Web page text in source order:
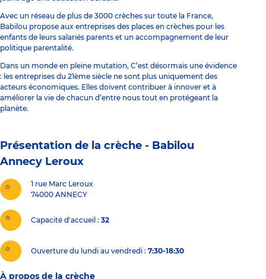
Avec un réseau de plus de 3000 crèches sur toute la France,
Babilou propose aux entreprises des places en crèches pour les
enfants de leurs salariés parents et un accompagnement de leur
politique parentalité.
Dans un monde en pleine mutation, C’est désormais une évidence
: les entreprises du 21ème siècle ne sont plus uniquement des
acteurs économiques. Elles doivent contribuer à innover et à
améliorer la vie de chacun d’entre nous tout en protégeant la
planète.
Présentation de la crèche - Babilou
Annecy Leroux
1 rue Marc Leroux
74000 ANNECY
Capacité d'accueil 32
Ouverture du lundi au vendredi : 7:30-18:30
À propos de la crèche